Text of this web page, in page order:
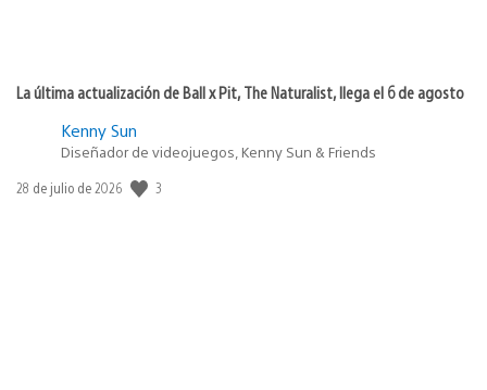
La última actualización de Ball x Pit, The Naturalist, llega el 6 de agosto
Kenny Sun
Diseñador de videojuegos, Kenny Sun & Friends
Fecha
28 de julio de 2026 3